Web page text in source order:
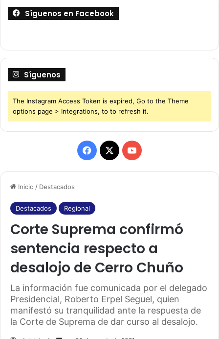
Inicio / Destacados
Destacados Regional
Corte Suprema confirmó
sentencia respecto a
desalojo de Cerro Chuño
La información fue comunicada por el delegado
Presidencial, Roberto Erpel Seguel, quien
manifestó su tranquilidad ante la respuesta de
la Corte de Suprema de dar curso al desalojo.
Síguenos en Facebook
Síguenos
The Instagram Access Token is expired, Go to the Theme
options page > Integrations, to to refresh it.
F
a
e
b
o
o
k
X
Y
o
u
b
e